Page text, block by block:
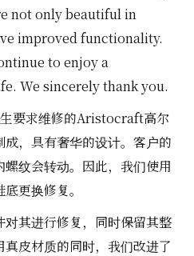
not only beautiful in
improved functionality.
to enjoy a
We sincerely thank you.
要求维修的Aristocraft高尔
，具有奢华的设计。客户的
纹会转动。因此，我们使用
更换修复。
其进行修复，同时保留其整
皮材质的同时，我们改进了